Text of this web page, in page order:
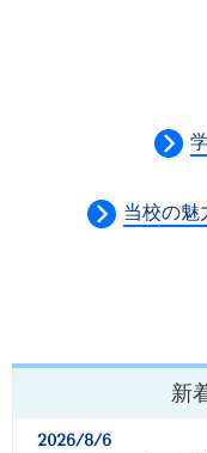
当校の魅
新
2026/8/6